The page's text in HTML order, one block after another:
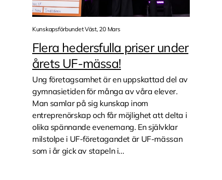
Kunskapsförbundet Väst, 20 Mars
Flera hedersfulla priser under
årets UF-mässa!
Ung företagsamhet är en uppskattad del av
gymnasietiden för många av våra elever.
Man samlar på sig kunskap inom
entreprenörskap och får möjlighet att delta i
olika spännande evenemang. En självklar
milstolpe i UF-företagandet är UF-mässan
som i år gick av stapeln i...